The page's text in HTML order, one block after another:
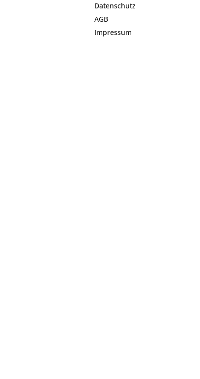
Datenschutz
AGB
Impressum